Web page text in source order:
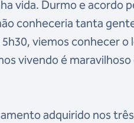
vida. Durmo e acordo
conheceria tanta
viemos conhecer
vivendo é
adquirido nos